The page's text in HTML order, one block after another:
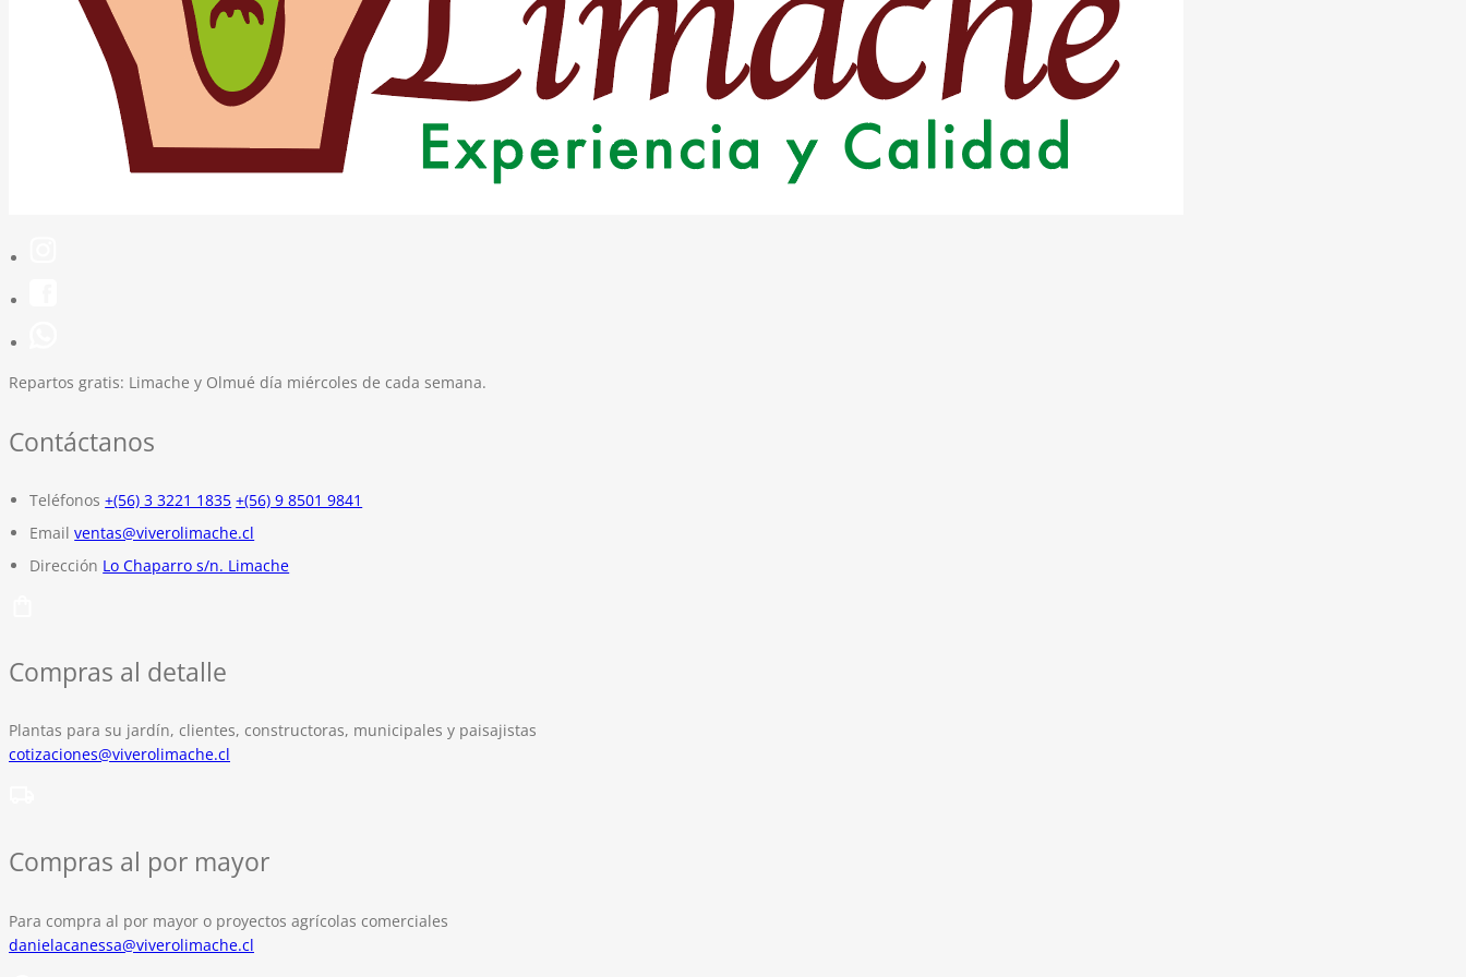
Repartos gratis: Limache y Olmué día miércoles de cada semana.
Contáctanos
Teléfonos +(56) 3 3221 1835 +(56) 9 8501 9841
Email ventas@viverolimache.cl
Dirección Lo Chaparro s/n. Limache
Compras al detalle
Plantas para su jardín, clientes, constructoras, municipales y paisajistas
cotizaciones@viverolimache.cl
Compras al por mayor
Para compra al por mayor o proyectos agrícolas comerciales
danielacanessa@viverolimache.cl